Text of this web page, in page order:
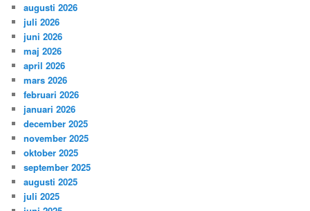
augusti 2026
juli 2026
juni 2026
maj 2026
april 2026
mars 2026
februari 2026
januari 2026
december 2025
november 2025
oktober 2025
september 2025
augusti 2025
juli 2025